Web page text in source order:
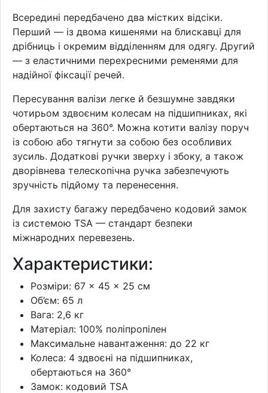
Всередині передбачено два містких відсіки.
Перший — із двома кишенями на блискавці для
дрібниць і окремим відділенням для одягу. Другий
— з еластичними перехресними ременями для
надійної фіксації речей.
Пересування валізи легке й безшумне завдяки
чотирьом здвоєним колесам на підшипниках, які
обертаються на 360°. Можна котити валізу поруч
із собою або тягнути за собою без особливих
зусиль. Додаткові ручки зверху і збоку, а також
дворівнева телескопічна ручка забезпечують
зручність підйому та перенесення.
Для захисту багажу передбачено кодовий замок
із системою TSA — стандарт безпеки
міжнародних перевезень.
Характеристики:
Розміри: 67 × 45 × 25 см
Об’єм: 65 л
Вага: 2,6 кг
Матеріал: 100% поліпропілен
Максимальне навантаження: до 22 кг
Колеса: 4 здвоєні на підшипниках,
обертаються на 360°
Замок: кодовий TSA